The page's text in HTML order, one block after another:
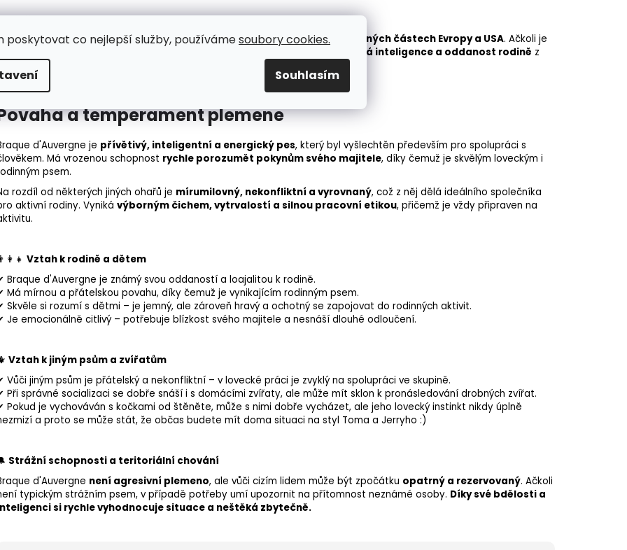
poskytovat co nejlepší služby, používámesoubory cookies.
Souhlasím
Současnost
je Braque d'Auvergneuznávaným plemenem nejen ve Francii, ale i v jiných částech Evropy a USA. Ačkoli je
přátelská povaha, vysoká inteligence a oddanost rodině z
udělaly oblíbeného společníka i mimo loveckou komunitu.
a temperament plemene
d'Auvergne je přívětivý, inteligentní a energický pes, který byl vyšlechtěn především pro spolupráci s
Má vrozenou schopnost rychle porozumět pokynům svého majitele, díky čemuž je skvělým loveckým i
psem.
rozdíl od některých jiných ohařů je mírumilovný, nekonfliktní a vyrovnaný, což z něj dělá ideálního společníka
aktivní rodiny. Vyniká výborným čichem, vytrvalostí a silnou pracovní etikou, přičemž je vždy připraven na
Vztah k rodině a dětem
Braque d'Auvergne je známý svou oddaností a loajalitou k rodině.
Má mírnou a přátelskou povahu, díky čemuž je vynikajícím rodinným psem.
Skvěle si rozumí s dětmi – je jemný, ale zároveň hravý a ochotný se zapojovat do rodinných aktivit.
Je emocionálně citlivý – potřebuje blízkost svého majitele a nesnáší dlouhé odloučení.
Vztah k jiným psům a zvířatům
Vůči jiným psům je přátelský a nekonfliktní – v lovecké práci je zvyklý na spolupráci ve skupině.
Při správné socializaci se dobře snáší i s domácími zvířaty, ale může mít sklon k pronásledování drobných zvířat.
Pokud je vychováván s kočkami od štěněte, může s nimi dobře vycházet, ale jeho lovecký instinkt nikdy úplně
a proto se může stát, že občas budete mít doma situaci na styl Toma a Jerryho :)
Strážní schopnosti a teritoriální chování
d'Auvergne není agresivní plemeno, ale vůči cizím lidem může být zpočátku opatrný a rezervovaný. Ačkoli
typickým strážním psem, v případě potřeby umí upozornit na přítomnost neznámé osoby. Díky své bdělosti a
si rychle vyhodnocuje situace a neštěká zbytečně.